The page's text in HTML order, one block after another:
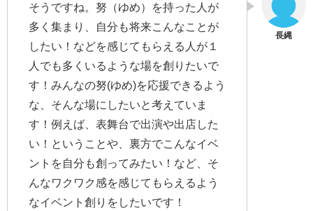
そうですね。努（ゆめ）を持った人が
多く集まり、自分も将来こんなことが
したい！などを感じてもらえる人が１
人でも多くいるような場を創りたいで
す！みんなの努(ゆめ)を応援できるよう
な、そんな場にしたいと考えていま
す！例えば、表舞台で出演や出店した
い！ということや、裏方でこんなイベ
ントを自分も創ってみたい！など、そ
んなワクワク感を感じてもらえるよう
なイベント創りをしたいです！